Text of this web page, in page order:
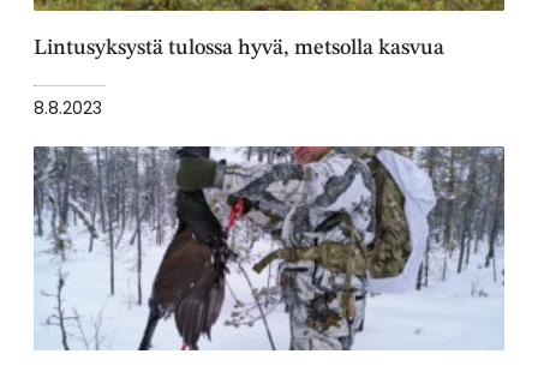
Lintusyksystä tulossa hyvä, metsolla kasvua
8.8.2023